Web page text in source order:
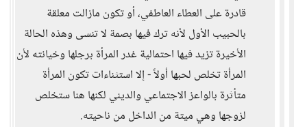
قادرة على العطاء العاطفي، أو تكون مازالت معلقة
بالحبيب الأول لأنه ترك فيها بصمة لا تنسى وهذه الحالة
الأخيرة تزيد فيها احتمالية غدر المرأة برجلها وخيانته لأن
المرأة تخلص لحبها أولاً - إلا استثناءات تكون المرأة
متأثرة بالواعز الاجتماعي والديني لكنها هنا ستخلص
لزوجها وهي ميتة من الداخل من ناحيته.